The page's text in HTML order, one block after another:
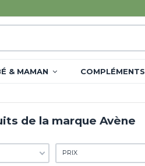
& MAMAN COMPLÉMENTS
de la marque Avène
PRIX